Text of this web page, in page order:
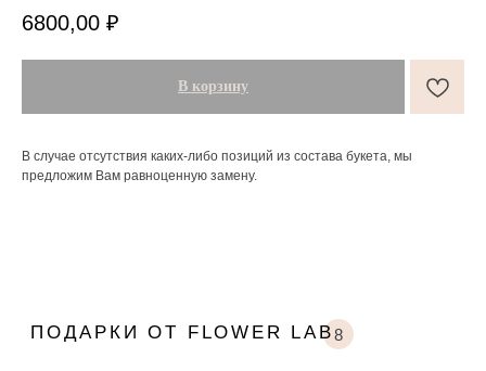
6800,00 ₽
В корзину
В случае отсутствия каких-либо позиций из состава букета, мы
предложим Вам равноценную замену.
РЕКОМЕНДУЕМ